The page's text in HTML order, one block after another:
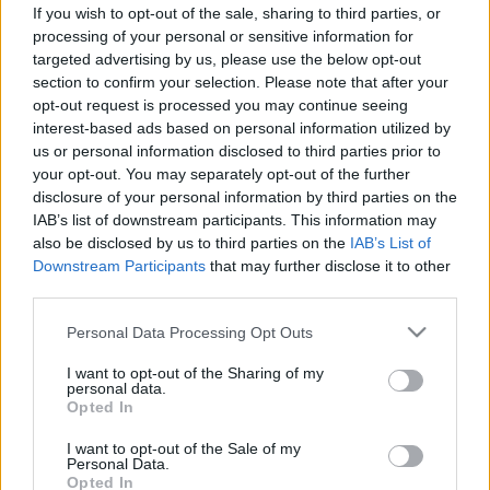
If you wish to opt-out of the sale, sharing to third parties, or
processing of your personal or sensitive information for
targeted advertising by us, please use the below opt-out
section to confirm your selection. Please note that after your
opt-out request is processed you may continue seeing
interest-based ads based on personal information utilized by
us or personal information disclosed to third parties prior to
your opt-out. You may separately opt-out of the further
disclosure of your personal information by third parties on the
IAB’s list of downstream participants. This information may
also be disclosed by us to third parties on the IAB’s List of
Downstream Participants that may further disclose it to other
Please note that this website/app uses one or more Google
not limited to your visit or usage behaviour. You may click to
grant or deny consent to Google and its third-party tags to
use your data for below specified purposes in below Google
consent section.
Personal Data Processing Opt Outs
I want to opt-out of the Sharing of my
personal data.
Opted In
I want to opt-out of the Sale of my
Personal Data.
Opted In
2014. június 02. 10:59
Módosítva: 2015. november 04. 13:49
Megosztás
Küldés Küldés Messengeren
Egészségkalauz
Egészségkalauz
Púpja nem volt III. Richárdnak, csak gerincferdülése
- derült ki a középkori angol király csontvázának
friss vizsgálatából. Miután 2012-ben Közép-Angliában
egy parkoló alatt felfedezték az uralkodó